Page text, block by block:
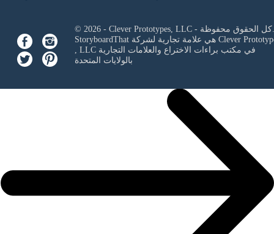
© 2026 - Clever Prototypes, LLC - كل الحقوق محفوظة.
StoryboardThat هي علامة تجارية لشركة Clever
, LLCفي مكتب براءات الاختراع والعلامات التجارية
بالولايات المتحدة